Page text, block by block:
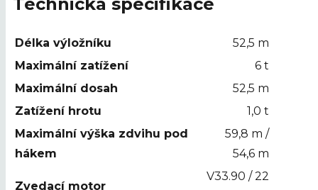
Technická specifikace
Délka výložníku
52,5 m
Maximální zatížení
6 t
Maximální dosah
52,5 m
Zatížení hrotu
1,0 t
Maximální výška zdvihu pod
hákem
59,8 m /
54,6 m
Zvedací motor
V33.90 / 22